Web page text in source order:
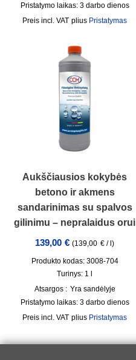
Pristatymo laikas: 3 darbo dienos
incl. VAT plius Pristatymas
Aukščiausios kokybės
betono ir akmens
sandarinimas su spalvos
gilinimu – nepralaidus orui
139,00 € (139,00 € / )
Produkto kodas: 3008-704
Turinys: 1 l
Atsargos : Yra sandėlyje
Pristatymo laikas: 3 darbo dienos
incl. VAT plius Pristatymas